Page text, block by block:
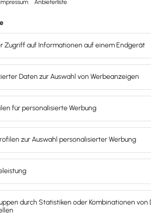
Anonyme Bankkonten sind
. Die Bank erhebt ebenfalls eine
mit Zustimmung der